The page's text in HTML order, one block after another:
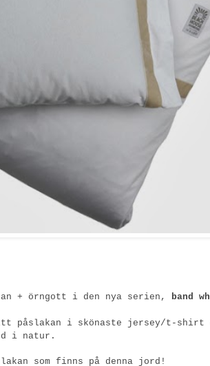
+ örngott i den nya serien, band
påslakan i skönaste jersey/t-shirt
i natur.
som finns på denna jord!